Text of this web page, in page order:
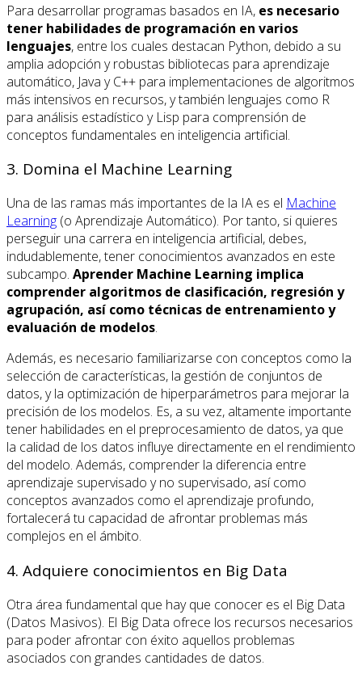
Para desarrollar programas basados en IA, es necesario
tener habilidades de programación en varios
lenguajes, entre los cuales destacan Python, debido a su
amplia adopción y robustas bibliotecas para aprendizaje
automático, Java y C++ para implementaciones de algoritmos
más intensivos en recursos, y también lenguajes como R
para análisis estadístico y Lisp para comprensión de
conceptos fundamentales en inteligencia artificial.
3. Domina el Machine Learning
Una de las ramas más importantes de la IA es el Machine
Learning (o Aprendizaje Automático). Por tanto, si quieres
perseguir una carrera en inteligencia artificial, debes,
indudablemente, tener conocimientos avanzados en este
subcampo. Aprender Machine Learning implica
comprender algoritmos de clasificación, regresión y
agrupación, así como técnicas de entrenamiento y
evaluación de modelos.
Además, es necesario familiarizarse con conceptos como la
selección de características, la gestión de conjuntos de
datos, y la optimización de hiperparámetros para mejorar la
precisión de los modelos. Es, a su vez, altamente importante
tener habilidades en el preprocesamiento de datos, ya que
la calidad de los datos influye directamente en el rendimiento
del modelo. Además, comprender la diferencia entre
aprendizaje supervisado y no supervisado, así como
conceptos avanzados como el aprendizaje profundo,
fortalecerá tu capacidad de afrontar problemas más
complejos en el ámbito.
4. Adquiere conocimientos en Big Data
Otra área fundamental que hay que conocer es el Big Data
(Datos Masivos). El Big Data ofrece los recursos necesarios
para poder afrontar con éxito aquellos problemas
asociados con grandes cantidades de datos.